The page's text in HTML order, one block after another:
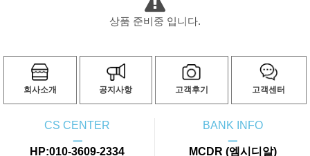
상품 준비중 입니다.
회사소개 공지사항 고객후기 고객센터
CS CENTER
ㅡ
HP:010-3609-2334
BANK INFO
ㅡ
MCDR (엠시디알)